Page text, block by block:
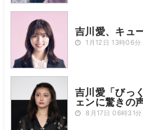
吉川愛、キュ
1月12日 13時06分
吉川愛「びっ
ェンに驚きの
8月17日 06時31分